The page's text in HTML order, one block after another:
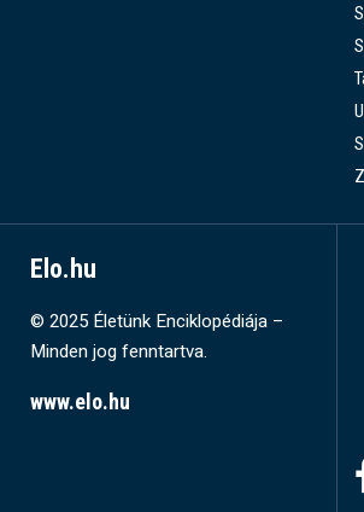
Elo.hu
© 2025 Életünk Enciklopédiája –
Minden jog fenntartva.
www.elo.hu